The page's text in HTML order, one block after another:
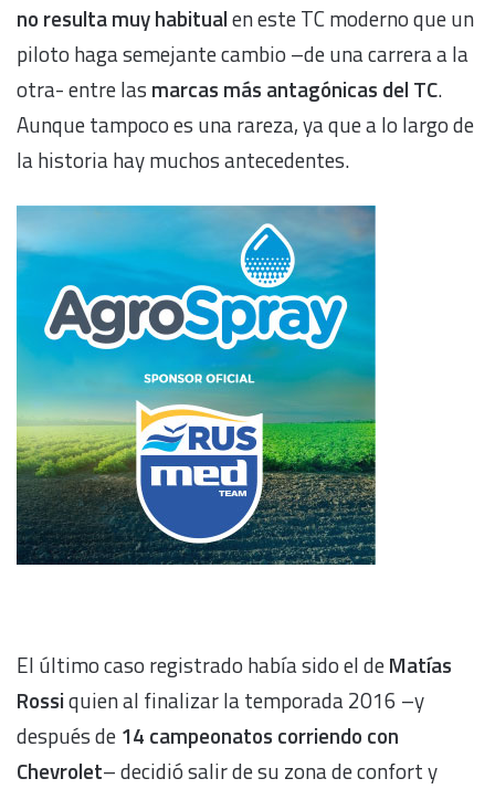
no resulta muy habitualen este TC moderno que un
piloto haga semejante cambio –de una carrera a la
otra- entre las marcas más antagónicas del TC.
Aunque tampoco es una rareza, ya que a lo largo de
la historia hay muchos antecedentes.
El último caso registrado había sido el deMatías
Rossiquien al finalizar la temporada 2016 –y
después de 14 campeonatos corriendo con
Chevrolet– decidió salir de su zona de confort y